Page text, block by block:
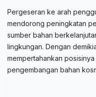
Pergeseran ke arah
mendorong peningkatan
sumber bahan
lingkungan. Dengan
mempertahankan
pengembangan bahan